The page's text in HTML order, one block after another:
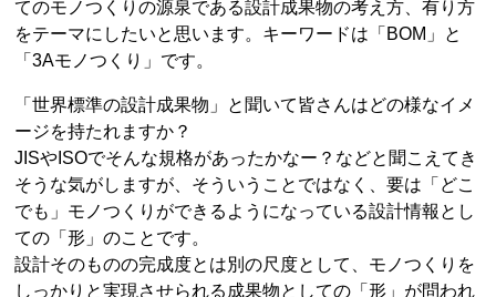
てのモノつくりの源泉である設計成果物の考え方、有り方
をテーマにしたいと思います。キーワードは「BOM」と
「3Aモノつくり」です。
「世界標準の設計成果物」と聞いて皆さんはどの様なイメ
ージを持たれますか？
JISやISOでそんな規格があったかなー？などと聞こえてき
そうな気がしますが、そういうことではなく、要は「どこ
でも」モノつくりができるようになっている設計情報とし
ての「形」のことです。
設計そのものの完成度とは別の尺度として、モノつくりを
しっかりと実現させられる成果物としての「形」が問われ